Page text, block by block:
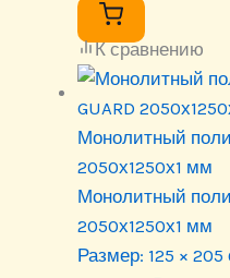
К сравнению
Монолитный
2050х1250х1 мм
Монолитный
2050х1250х1 мм
Размер: 125 ×